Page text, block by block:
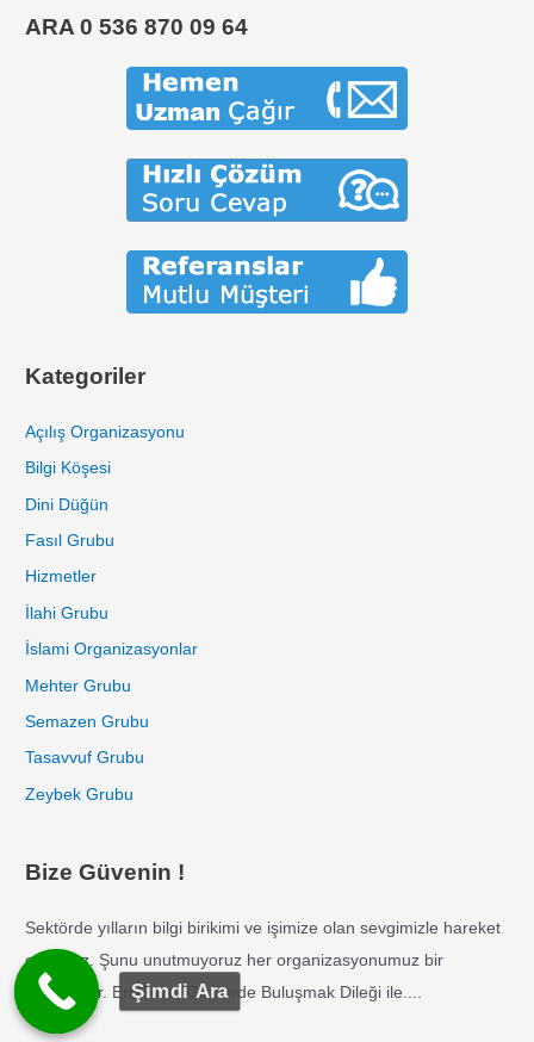
ARA 0 536 870 09 64
Kategoriler
Açılış Organizasyonu
Bilgi Köşesi
Dini Düğün
Fasıl Grubu
Hizmetler
İlahi Grubu
İslami Organizasyonlar
Mehter Grubu
Semazen Grubu
Tasavvuf Grubu
Zeybek Grubu
Bize Güvenin !
Sektörde yılların bilgi birikimi ve işimize olan sevgimizle hareket
ediyoruz. Şunu unutmuyoruz her organizasyonumuz bir
referanstır. En Güzel Günlerde Buluşmak Dileği ile....
Şimdi Ara